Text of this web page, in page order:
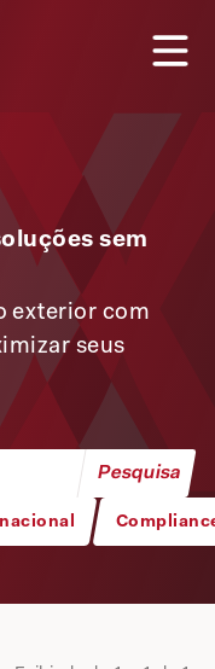
sem
exterior com
seus